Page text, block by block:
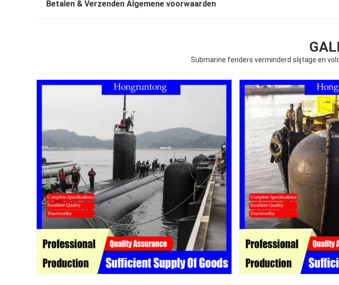
Betalen & Verzenden Algemene voorwaarden
Submarine fenders verminderd slijtage en